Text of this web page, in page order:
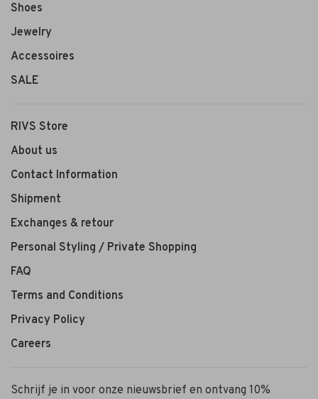
Shoes
Jewelry
Accessoires
SALE
RIVS Store
About us
Contact Information
Shipment
Exchanges & retour
Personal Styling / Private Shopping
FAQ
Terms and Conditions
Privacy Policy
Careers
Schrijf je in voor onze nieuwsbrief en ontvang 10%